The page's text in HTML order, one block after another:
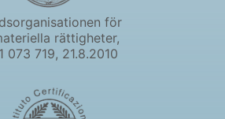
för
rättigheter,
073 719, 21.8.2010